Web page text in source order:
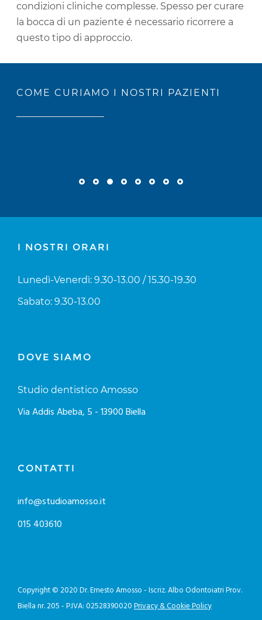
condizioni cliniche complesse. Spesso per curare
la bocca di un paziente é necessario ricorrere a
questo tipo di approccio.
COME CURIAMO I NOSTRI PAZIENTI
I NOSTRI ORARI
Lunedì-Venerdì: 9.30-13.00 / 15.30-19.30
DOVE SIAMO
Studio dentistico Amosso
info@studioamosso.it